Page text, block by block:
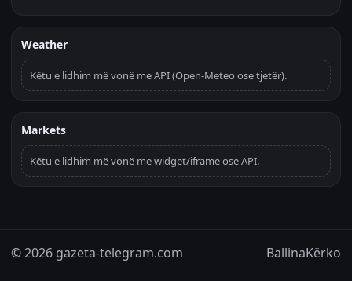
Weather
Këtu e lidhim më vonë me API (Open-Meteo ose tjetër).
Markets
Këtu e lidhim më vonë me widget/iframe ose API.
© 2026 gazeta-telegram.com BallinaKërko